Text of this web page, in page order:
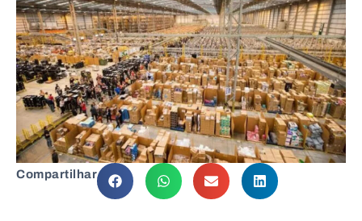
Compartilhar